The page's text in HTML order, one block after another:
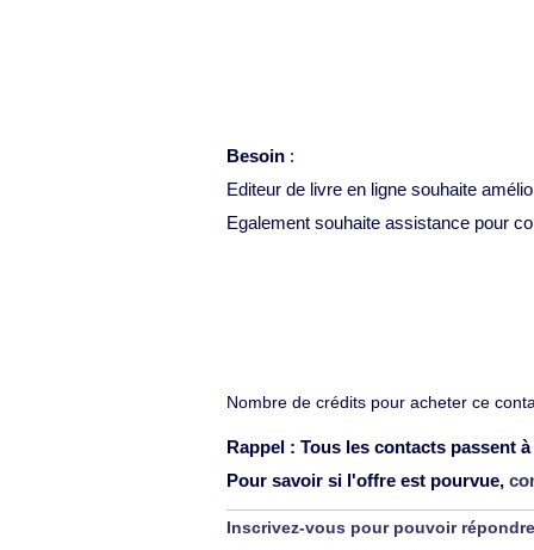
Besoin :
Editeur de livre en ligne souhaite
Egalement souhaite assistance pour
Nombre de crédits pour acheter ce
Rappel : Tous les contacts passent
Pour savoir si l'offre est pourvue,
Inscrivez-vous pour pouvoir répondre